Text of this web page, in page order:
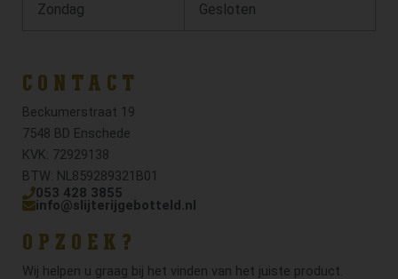
Zondag Gesloten
CONTACT
Beckumerstraat 19
7548 BD Enschede
KVK: 72929138
BTW: NL859289321B01
053 428 3855
info@slijterijgebotteld.nl
OPZOEK?
Wij helpen u graag bij het vinden van het juiste product.